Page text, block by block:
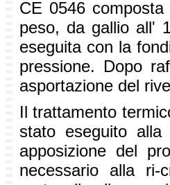
CE 0546
peso, da gallio all'
eseguita con la
pressione. Dopo
asportazione del
Il trattamento
stato eseguito
apposizione del
necessario alla ri-